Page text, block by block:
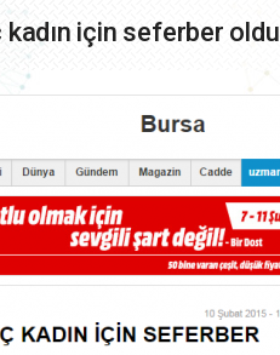
kadın için seferber oldu